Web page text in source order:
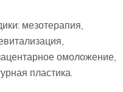
мезотерапия,
омоложение,
пластика.